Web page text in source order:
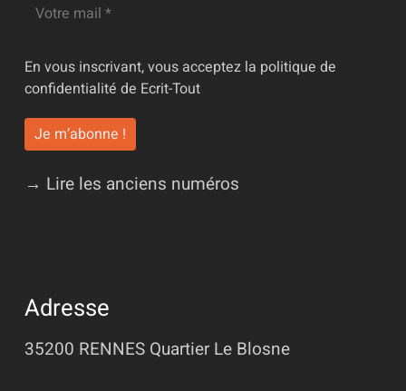
En vous inscrivant, vous acceptez la politique de
confidentialité de Ecrit-Tout
→ Lire les anciens numéros
Adresse
35200 RENNES Quartier Le Blosne